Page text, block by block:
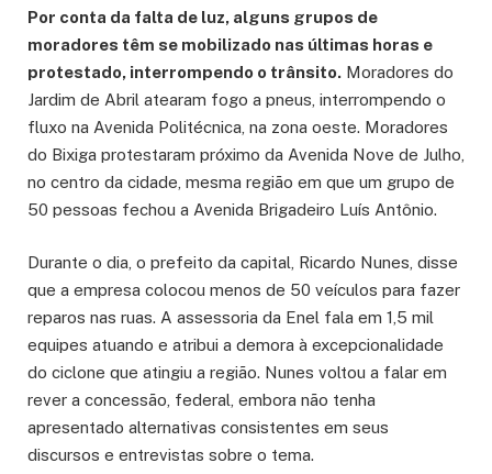
Por conta da falta de luz, alguns grupos de
moradores têm se mobilizado nas últimas horas e
protestado, interrompendo o trânsito. Moradores do
Jardim de Abril atearam fogo a pneus, interrompendo o
fluxo na Avenida Politécnica, na zona oeste. Moradores
do Bixiga protestaram próximo da Avenida Nove de Julho,
no centro da cidade, mesma região em que um grupo de
50 pessoas fechou a Avenida Brigadeiro Luís Antônio.
Durante o dia, o prefeito da capital, Ricardo Nunes, disse
que a empresa colocou menos de 50 veículos para fazer
reparos nas ruas. A assessoria da Enel fala em 1,5 mil
equipes atuando e atribui a demora à excepcionalidade
do ciclone que atingiu a região. Nunes voltou a falar em
rever a concessão, federal, embora não tenha
apresentado alternativas consistentes em seus
discursos e entrevistas sobre o tema.